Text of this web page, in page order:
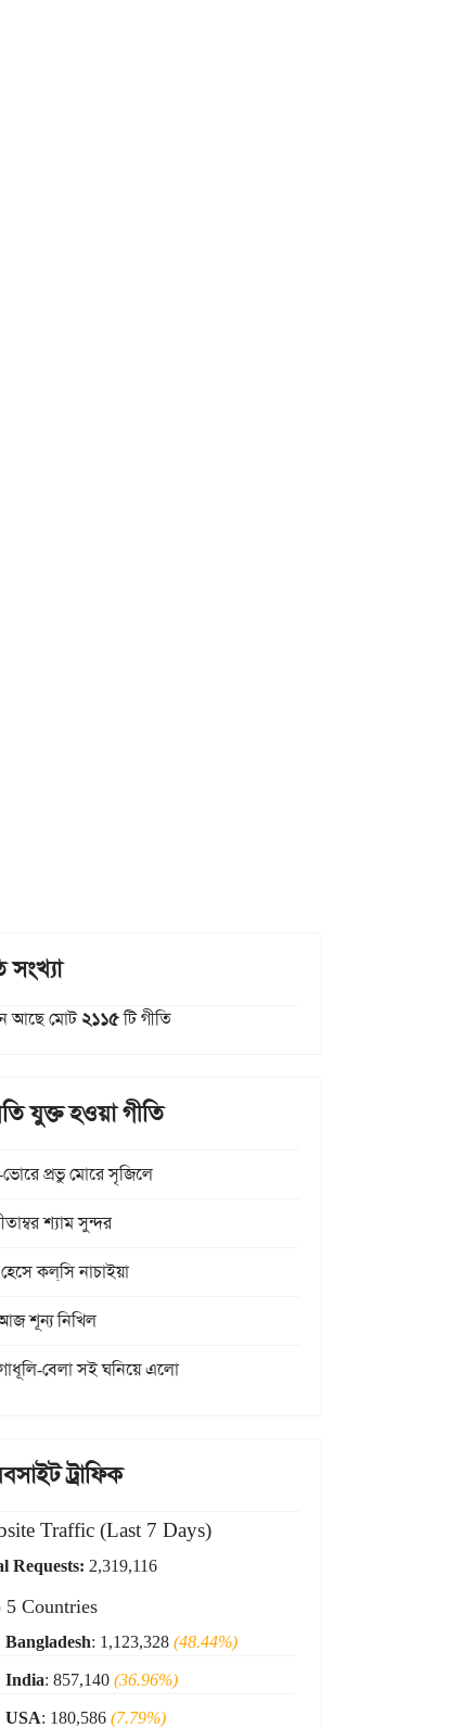
সংখ্যা
আছে মোট২১১৫টি গীতি
যুক্ত হওয়া গীতি
প্রভু মোরে সৃজিলে
শ্যাম সুন্দর
কল্‌সি নাচাইয়া
শূন্য নিখিল
বেলা সই ঘনিয়ে এলো
ট্রাফিক
Traffic (Last 7 Days)
Requests: 2,319,116
5 Countries
Bangladesh: 1,123,328(48.44%)
India: 857,140(36.96%)
USA: 180,586(7.79%)